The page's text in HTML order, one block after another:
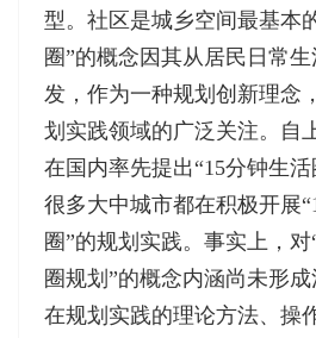
型。社区是城乡空间最基本
圈”的概念因其从居民日常
发，作为一种规划创新理念
划实践领域的广泛关注。自
在国内率先提出“15分钟生
很多大中城市都在积极开展
圈”的规划实践。事实上，
圈规划”的概念内涵尚未形成
在规划实践的理论方法、操